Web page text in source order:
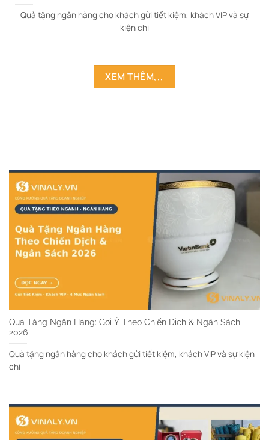
Quà tặng ngân hàng cho khách gửi tiết kiệm, khách VIP và sự
kiện chi
XEM THÊM,,,
Quà Tặng Ngân Hàng: Gợi Ý Theo Chiến Dịch & Ngân Sách
2026
Quà tặng ngân hàng cho khách gửi tiết kiệm, khách VIP và sự kiện
chi